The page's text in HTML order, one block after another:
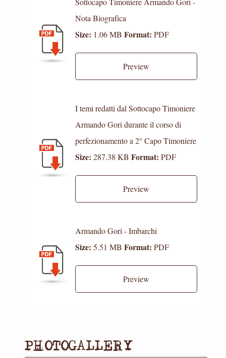
Nota Biografica
Size: 1.06 MB Format: PDF
Preview
I temi redatti dal Sottocapo Timoniere
Armando Gori durante il corso di
perfezionamento a 2° Capo Timoniere
Size: 287.38 KB Format: PDF
Preview
Armando Gori - Imbarchi
Size: 5.51 MB Format: PDF
Preview
PHOTOGALLERY